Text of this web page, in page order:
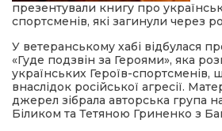
презентували книгу про
спортсменів, які загинули через
У ветеранському хабі відбулася
«Гуде подзвін за Героями», яка
українських Героїв-спортсменів,
внаслідок російської агресії.
джерел зібрала авторська група
Біликом та Тетяною Гриненко з